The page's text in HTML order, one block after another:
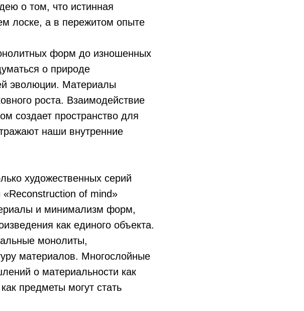
о том, что истинная
лоске, а в пережитом опыте
форм до изношенных
о природе
эволюции. Материалы
роста. Взаимодействие
создает пространство для
наши внутренние
художественных серий
of mind»
и минимализм форм,
как единого объекта.
монолиты,
материалов. Многослойные
о материальности как
предметы могут стать